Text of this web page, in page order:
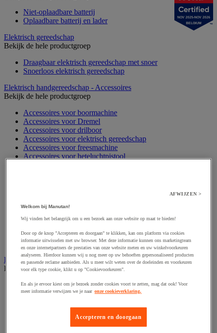
Niet-oplaadbare batterij
Oplaadbare batterij en lader
Elektrisch gereedschap
Bekijk de hele productgroep
Draagbaar elektrisch gereedschap met snoer
Snoerloos elektrisch gereedschap
Elektrisch handgereedschap - Accessoires
Bekijk de hele productgroep
Accessoires voor boormachine
Accessoires voor Dremel
Accessoires voor drilboor
Accessoires voor elektrisch gereedschap
Accessoires voor freesmachine
Accessoires voor heteluchtpistool
Accessoires voor slijpmachine
Accessoires voor snij- en snoeigereedschap
Accessoires voor spijkermachine
Accessoires voor zaag
Elektrische toebehoren en verlichting
Bekijk de hele productgroep
Accessoires voor elektrisch schakelpaneel
Batterij, oplader en kabel
Verlengsnoer, stekkerdoos en kapelhaspel
Wandcontactdoos en schakelaar
NOV 2025-NOV 2026
BELGIUM
AFWIJZEN >
Welkom bij Manutan!
Wij vinden het belangrijk om u een bezoek aan onze website op maat te bieden!
Door op de knop "Accepteren en doorgaan" te klikken, kan ons platform via cookies
informatie uitwisselen met uw browser. Met deze informatie kunnen ons marketingteam
en onze internetpartners de prestaties van onze website meten en uw winkelvoorkeuren
analyseren. Hierdoor kunnen wij u nog meer op uw behoeften gepersonaliseerd producten
en passende reclame aanbieden. Als u meer wilt weten over de doeleinden en voorkeuren
voor elk type cookie, klikt u op "Cookievoorkeuren".
En als je ervoor kiest om je bezoek zonder cookies voort te zetten, mag dat ook! Voor
meer informatie verwijzen we je naar onze cookieverklaring.
Accepteren en doorgaan